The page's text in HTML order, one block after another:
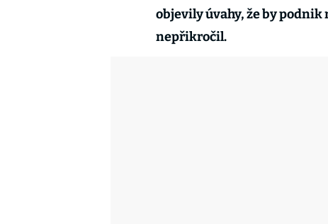
objevily úvahy, že by podnik
nepřikročil.